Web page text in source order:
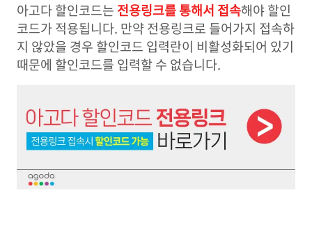
아고다 할인코드는 전용링크를 통해서 접속해야 할인
코드가 적용됩니다. 만약 전용링크로 들어가지 접속하
지 않았을 경우 할인코드 입력란이 비활성화되어 있기
때문에 할인코드를 입력할 수 없습니다.